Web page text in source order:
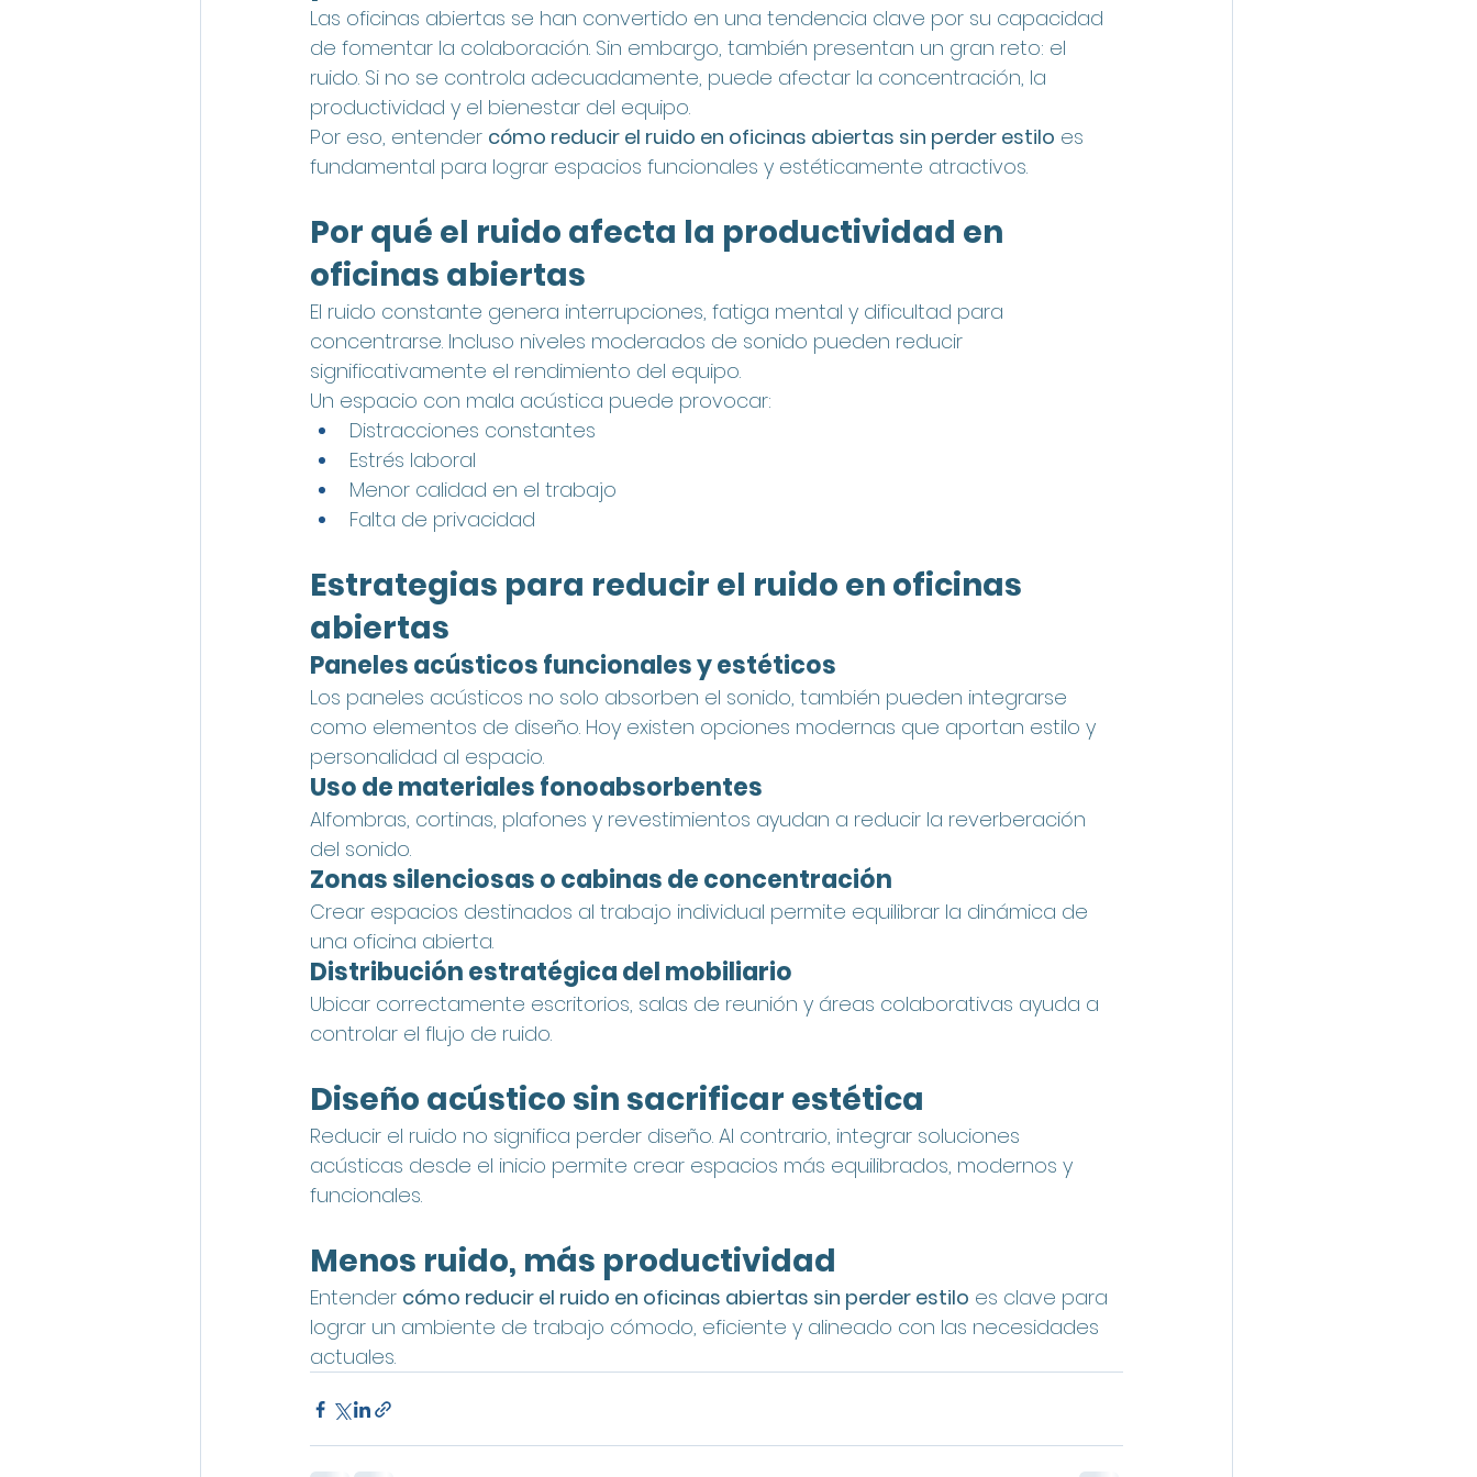
Las oficinas abiertas se han convertido en una tendencia clave por su capacidad
de fomentar la colaboración. Sin embargo, también presentan un gran reto: el
ruido. Si no se controla adecuadamente, puede afectar la concentración, la
productividad y el bienestar del equipo.
Por eso, entender cómo reducir el ruido en oficinas abiertas sin perder estilo es
fundamental para lograr espacios funcionales y estéticamente atractivos.
Por qué el ruido afecta la productividad en
oficinas abiertas
El ruido constante genera interrupciones, fatiga mental y dificultad para
concentrarse. Incluso niveles moderados de sonido pueden reducir
significativamente el rendimiento del equipo.
Un espacio con mala acústica puede provocar:
Distracciones constantes
Estrés laboral
Menor calidad en el trabajo
Falta de privacidad
Estrategias para reducir el ruido en oficinas
abiertas
Paneles acústicos funcionales y estéticos
Los paneles acústicos no solo absorben el sonido, también pueden integrarse
como elementos de diseño. Hoy existen opciones modernas que aportan estilo y
personalidad al espacio.
Uso de materiales fonoabsorbentes
Alfombras, cortinas, plafones y revestimientos ayudan a reducir la reverberación
del sonido.
Zonas silenciosas o cabinas de concentración
Crear espacios destinados al trabajo individual permite equilibrar la dinámica de
una oficina abierta.
Distribución estratégica del mobiliario
Ubicar correctamente escritorios, salas de reunión y áreas colaborativas ayuda a
controlar el flujo de ruido.
Diseño acústico sin sacrificar estética
Reducir el ruido no significa perder diseño. Al contrario, integrar soluciones
acústicas desde el inicio permite crear espacios más equilibrados, modernos y
funcionales.
Menos ruido, más productividad
Entender cómo reducir el ruido en oficinas abiertas sin perder estilo es clave para
lograr un ambiente de trabajo cómodo, eficiente y alineado con las necesidades
actuales.